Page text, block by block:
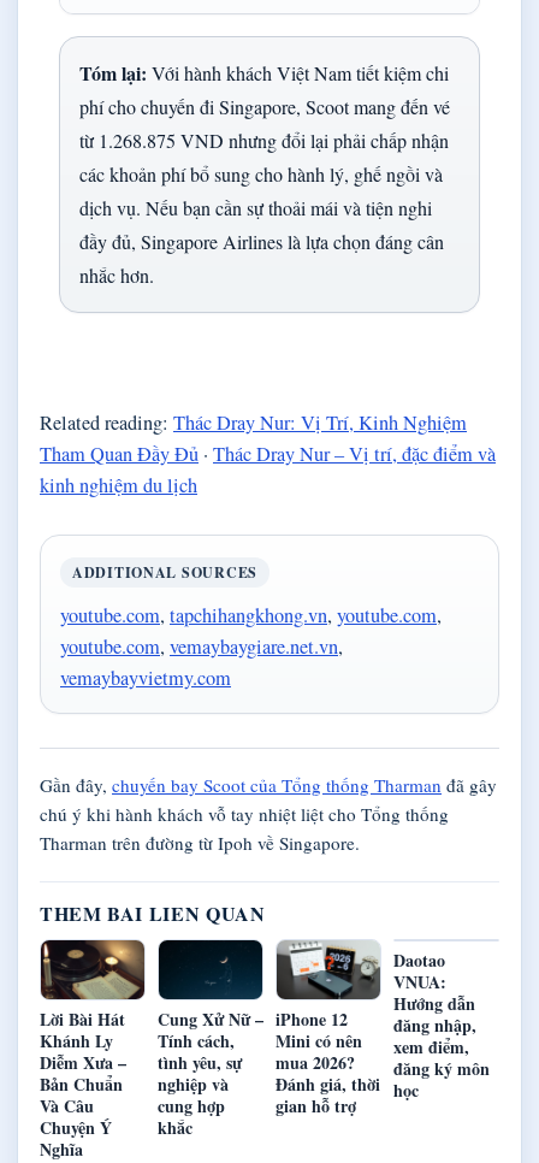
Tóm lại: Với hành khách Việt Nam tiết kiệm chi
phí cho chuyến đi Singapore, Scoot mang đến vé
từ 1.268.875 VND nhưng đổi lại phải chấp nhận
các khoản phí bổ sung cho hành lý, ghế ngồi và
dịch vụ. Nếu bạn cần sự thoải mái và tiện nghi
đầy đủ, Singapore Airlines là lựa chọn đáng cân
nhắc hơn.
Related reading: Thác Dray Nur: Vị Trí, Kinh Nghiệm
Tham Quan Đầy Đủ · Thác Dray Nur – Vị trí, đặc điểm và
kinh nghiệm du lịch
ADDITIONAL SOURCES
youtube.com, tapchihangkhong.vn, youtube.com,
youtube.com, vemaybaygiare.net.vn,
vemaybayvietmy.com
Gần đây, chuyến bay Scoot của Tổng thống Tharman đã gây
chú ý khi hành khách vỗ tay nhiệt liệt cho Tổng thống
Tharman trên đường từ Ipoh về Singapore.
THEM BAI LIEN QUAN
Lời Bài Hát
Khánh Ly
Diễm Xưa –
Bản Chuẩn
Và Câu
Chuyện Ý
Nghĩa
Cung Xử Nữ –
Tính cách,
tình yêu, sự
nghiệp và
cung hợp
khắc
iPhone 12
Mini có nên
mua 2026?
Đánh giá, thời
gian hỗ trợ
Daotao
VNUA:
Hướng dẫn
đăng nhập,
xem điểm,
đăng ký môn
học